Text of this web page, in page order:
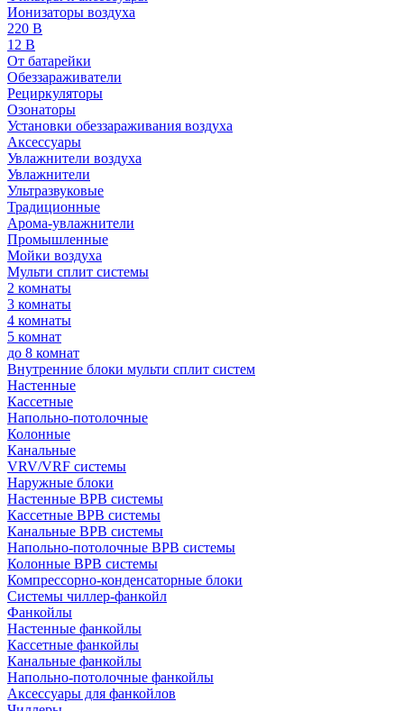
Ионизаторы воздуха
220 В
12 В
От батарейки
Обеззараживатели
Рециркуляторы
Озонаторы
Установки обеззараживания воздуха
Аксессуары
Увлажнители воздуха
Увлажнители
Ультразвуковые
Традиционные
Арома-увлажнители
Промышленные
Мойки воздуха
Мульти сплит системы
2 комнаты
3 комнаты
4 комнаты
5 комнат
до 8 комнат
Внутренние блоки мульти сплит систем
Настенные
Кассетные
Напольно-потолочные
Колонные
Канальные
VRV/VRF системы
Наружные блоки
Настенные ВРВ системы
Кассетные ВРВ системы
Канальные ВРВ системы
Напольно-потолочные ВРВ системы
Колонные ВРВ системы
Компрессорно-конденсаторные блоки
Системы чиллер-фанкойл
Фанкойлы
Настенные фанкойлы
Кассетные фанкойлы
Канальные фанкойлы
Напольно-потолочные фанкойлы
Аксессуары для фанкойлов